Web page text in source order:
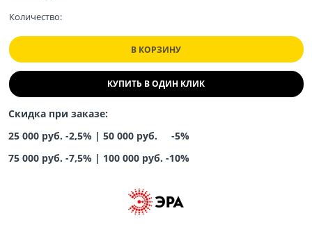
Количество:
В КОРЗИНУ
КУПИТЬ В ОДИН КЛИК
Скидка при заказе:
25 000 руб. -2,5% | 50 000 руб. -5%
75 000 руб. -7,5% | 100 000 руб. -10%